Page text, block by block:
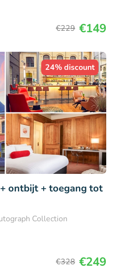
€229 €149
24% discount
ontbijt + toegang tot
Collection
€328 €249